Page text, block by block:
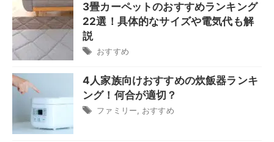
3畳カーペットのおすすめランキング
22選！具体的なサイズや電気代も解
説
おすすめ
4人家族向けおすすめの炊飯器ランキ
ング！何合が適切？
ファミリー おすすめ